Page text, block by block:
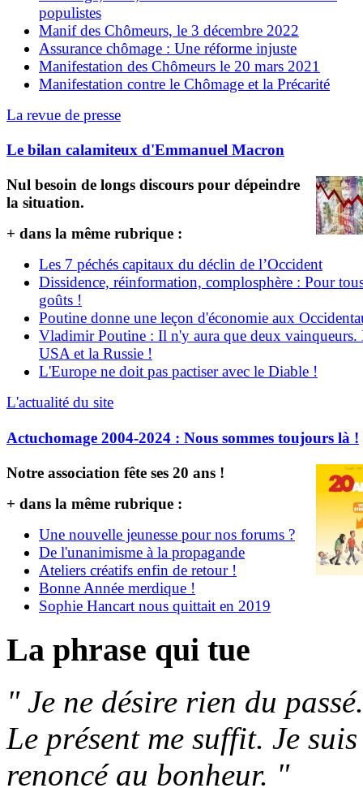
populistes
Manif des Chômeurs, le 3 décembre 2022
Assurance chômage : Une réforme injuste
Manifestation des Chômeurs le 20 mars 2021
Manifestation contre le Chômage et la Précarité
La revue de presse
Le bilan calamiteux d'Emmanuel Macron
Nul besoin de longs discours pour dépeindre
la situation.
+ dans la même rubrique :
Les 7 péchés capitaux du déclin de l’Occident
Dissidence, réinformation, complosphère : Pour
goûts !
Poutine donne une leçon d'économie aux
Vladimir Poutine : Il n'y aura que deux vainqueurs.
USA et la Russie !
L'Europe ne doit pas pactiser avec le Diable !
L'actualité du site
Actuchomage 2004-2024 : Nous sommes toujours là !
Notre association fête ses 20 ans !
+ dans la même rubrique :
Une nouvelle jeunesse pour nos forums ?
De l'unanimisme à la propagande
Ateliers créatifs enfin de retour !
Bonne Année merdique !
Sophie Hancart nous quittait en 2019
La phrase qui tue
" Je ne désire rien du
Le présent me suffit. Je
renoncé au bonheur. "